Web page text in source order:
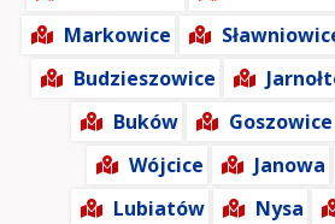
Markowice
Budzieszowice
Buków
Goszowice
Wójcice
Janowa
Lubiatów
Nysa